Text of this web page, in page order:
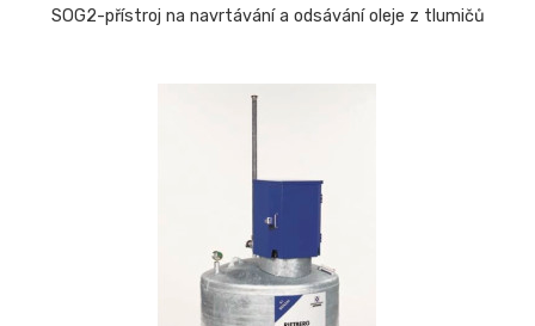
SOG2-přístroj na navrtávání a odsávání oleje z tlumičů